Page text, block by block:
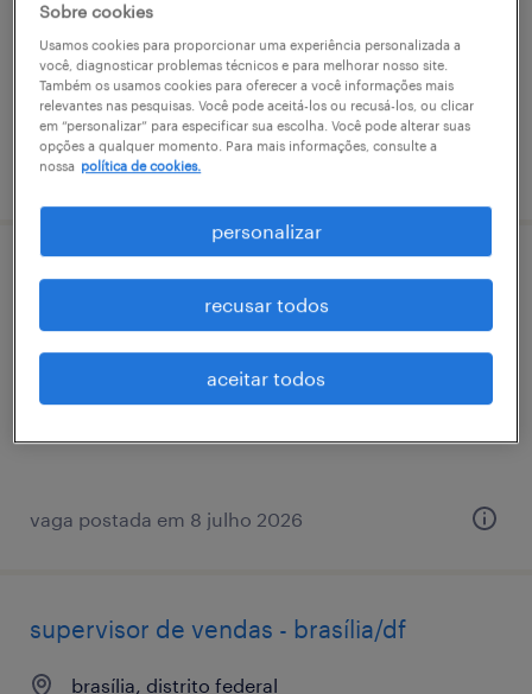
permanente
R$2,501 - R$3,500 por mês
vaga postada em 7 julho 2026
supervisor de vendas - rio de janeiro/rj
brasília, distrito federal
R$4,501 - R$5,500 por mês
vaga postada em 8 julho 2026
supervisor de vendas - brasília/df
brasília, distrito federal
Sobre cookies
Usamos cookies para proporcionar uma experiência personalizada a
você, diagnosticar problemas técnicos e para melhorar nosso site.
Também os usamos cookies para oferecer a você informações mais
relevantes nas pesquisas. Você pode aceitá-los ou recusá-los, ou clicar
em “personalizar” para especificar sua escolha. Você pode alterar suas
opções a qualquer momento. Para mais informações, consulte a
nossa política de cookies.
personalizar
recusar todos
aceitar todos